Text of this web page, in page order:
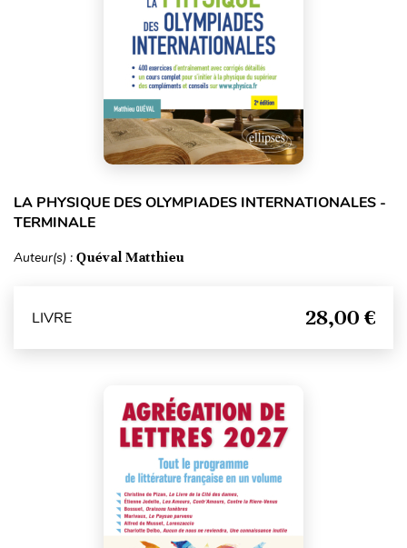
LA PHYSIQUE DES OLYMPIADES INTERNATIONALES -
TERMINALE
Auteur(s) : Quéval Matthieu
LIVRE 28,00 €